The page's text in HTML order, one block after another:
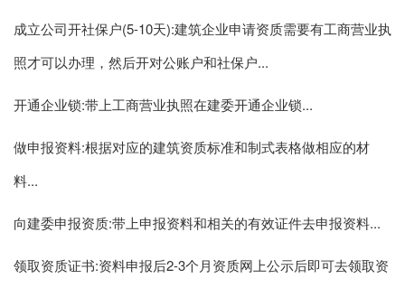
成立公司开社保户(5-10天):建筑企业申请资质需要有工商营业执
照才可以办理，然后开对公账户和社保户...
开通企业锁:带上工商营业执照在建委开通企业锁...
做申报资料:根据对应的建筑资质标准和制式表格做相应的材
料...
向建委申报资质:带上申报资料和相关的有效证件去申报资料...
领取资质证书:资料申报后2-3个月资质网上公示后即可去领取资